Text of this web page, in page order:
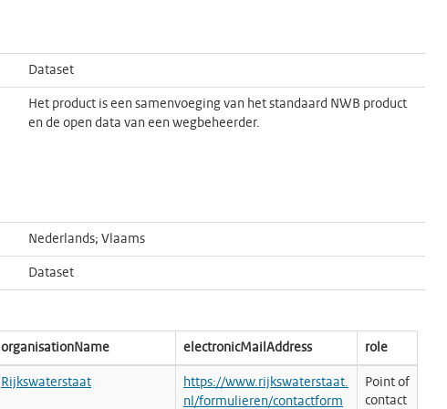
Dataset
Het product is een samenvoeging van het standaard NWB product
en de open data van een wegbeheerder.
Nederlands; Vlaams
Dataset
organisationName electronicMailAddress role
Rijkswaterstaat
https://www.rijkswaterstaat.
nl/formulieren/contactform
Point of
contact